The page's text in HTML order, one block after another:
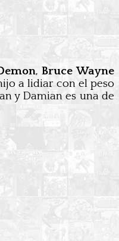
,Bruce Wayne
a lidiar con el peso
y Damian es una de